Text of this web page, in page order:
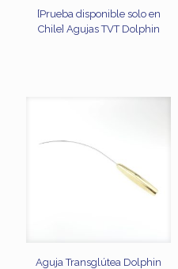
[Prueba disponible solo en
Chile] Agujas TVT Dolphin
Aguja Transglútea Dolphin